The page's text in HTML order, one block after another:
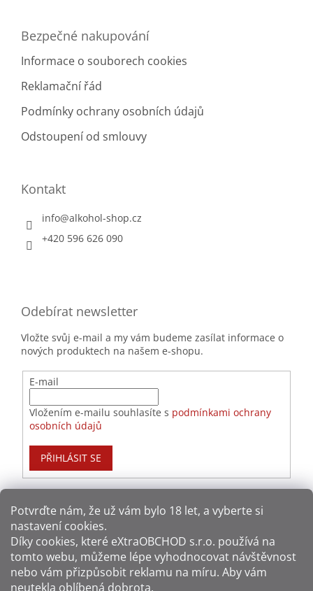
Potvrďte nám​​, že už vám bylo 18 let, a vyberte si
nastavení cookies.
Díky cookies, které eXtraOBCHOD s.r.o. používá na
tomto webu, můžeme lépe vyhodnocovat návštěvnost
nebo vám přizpůsobit reklamu na míru. Aby vám
neutekla oblíbená dobrota.
Bezpečné nakupování
Informace o souborech cookies
Reklamační řád
Podmínky ochrany osobních údajů
Odstoupení od smlouvy
Kontakt
info@alkohol-shop.cz
+420 596 626 090
Odebírat newsletter
Vložte svůj e-mail a my vám budeme zasílat informace o
nových produktech na našem e-shopu.
E-mail
Vložením e-mailu souhlasíte s podmínkami ochrany
osobních údajů
PŘIHLÁSIT SE
Způsoby dopravy: